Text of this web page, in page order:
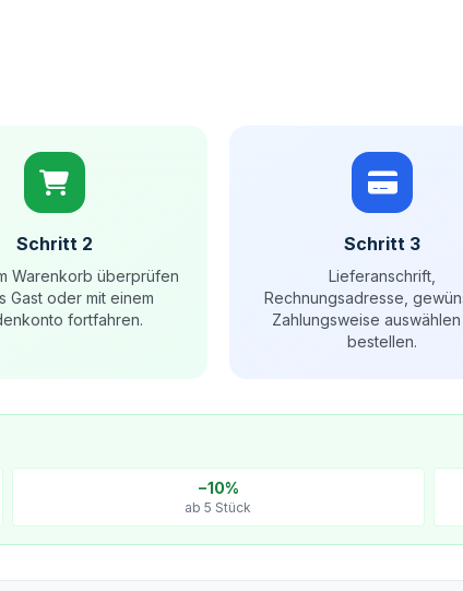
Schritt 2
Warenkorb überprüfen
Gast oder mit einem
fortfahren.
Schritt 3
Lieferanschrift,
Rechnungsadresse,
Zahlungsweise
bestellen.
−10%
ab 5 Stück